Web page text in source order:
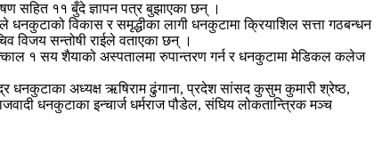
सहित ११ बुँदे ज्ञापन पत्र बुझाएका छन् ।
विकास र समृद्धीका लागी धनकुटामा क्रियाशिल सत्ता गठबन्धन
विजय सन्तोषी राईले वताएका छन् ।
१ सय शैयाको अस्पतालमा रुपान्तरण गर्न र धनकुटामा मेडिकल कलेज
धनकुटाका अध्यक्ष ऋषिराम ढुंगाना, प्रदेश सांसद कुसुम कुमारी श्रेष्ठ,
धनकुटाका इन्चार्ज धर्मराज पौडेल, संघिय लोकतान्त्रिक मञ्च